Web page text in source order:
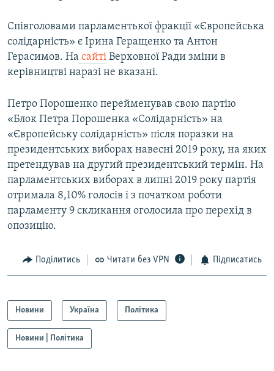
Співголовами парламентької фракції «Європейська
солідарність» є Ірина Геращенко та Антон
Герасимов. На сайті Верховної Ради зміни в
керівництві наразі не вказані.
Петро Порошенко перейменував свою партію
«Блок Петра Порошенка «Солідарність» на
«Європейську солідарність» після поразки на
президентських виборах навесні 2019 року, на яких
претендував на другий президентський термін. На
парламентських виборах в липні 2019 року партія
отримала 8,10% голосів і з початком роботи
парламенту 9 скликання оголосила про перехід в
опозицію.
Поділитись Читати без VPN Підписатись
Новини Україна Політика
Новини | Політика